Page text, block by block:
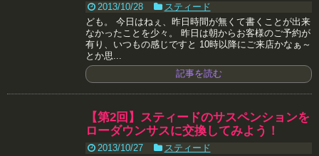
2013/10/28
スティード
ども。 今日はねぇ、昨日時間が無くて書くことが出来
なかったことを少々。 昨日は朝からお客様のご予約が
有り、いつもの感じですと 10時以降にご来店かなぁ～
とか思...
記事を読む
【第2回】スティードのサスペンションを
ローダウンサスに交換してみよう！
2013/10/27
スティード